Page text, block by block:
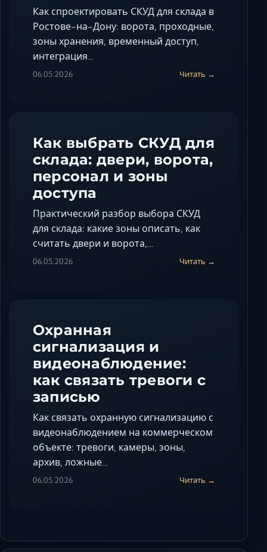
Как спроектировать СКУД для склада в
Ростове-на-Дону: ворота, проходные,
зоны хранения, временный доступ,
интеграция…
06.05.2026 Читать →
Как выбрать СКУД для
склада: двери, ворота,
персонал и зоны
доступа
Практический разбор выбора СКУД
для склада: какие зоны описать, как
считать двери и ворота,…
06.05.2026 Читать →
Охранная
сигнализация и
видеонаблюдение:
как связать тревоги с
записью
Как связать охранную сигнализацию с
видеонаблюдением на коммерческом
объекте: тревоги, камеры, зоны,
архив, ложные…
06.05.2026 Читать →